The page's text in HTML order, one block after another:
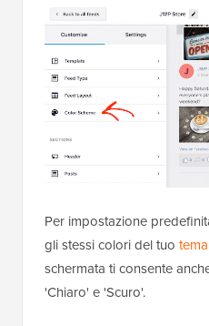
Per impostazione
gli stessi colori del tuo
schermata ti consente
'Chiaro' e 'Scuro'.